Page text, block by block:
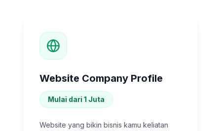
Website Company Profile
Mulai dari 1 Juta
Website yang bikin bisnis kamu keliatan